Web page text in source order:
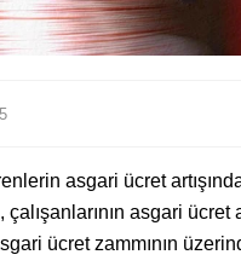
asgari ücret
çalışanlarının asgari
ücret zammının